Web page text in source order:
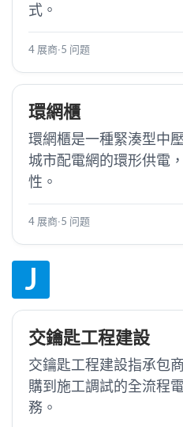
式。
4 展商·5 问题
環網櫃
環網櫃是一種緊湊型中
城市配電網的環形供電
性。
4 展商·5 问题
J
交鑰匙工程建設
交鑰匙工程建設指承包
購到施工調試的全流程
務。